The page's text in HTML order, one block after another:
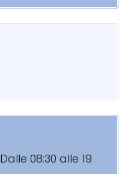
Dalle 08:30 alle 19